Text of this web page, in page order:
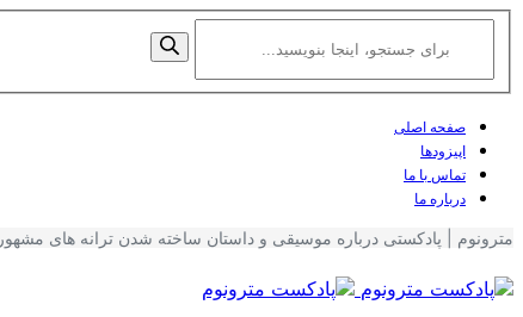
صفحه اصلی
اپیزودها
تماس با ما
درباره ما
مترونوم | پادکستی درباره موسیقی و داستان ساخته شدن ترانه های مشهور